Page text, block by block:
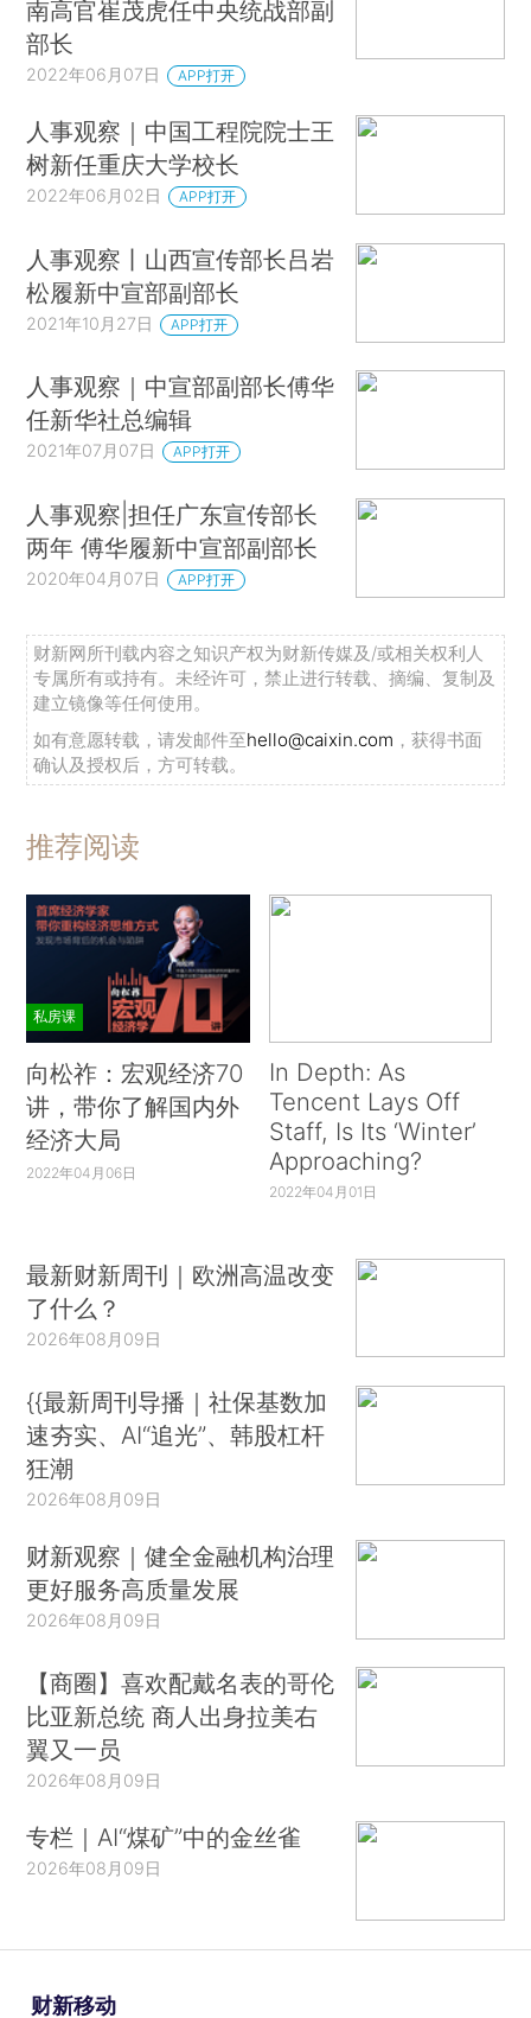
南高官崔茂虎任中央统战部副
部长
2022年06月07日 APP打开
人事观察｜中国工程院院士王
树新任重庆大学校长
2022年06月02日 APP打开
人事观察丨山西宣传部长吕岩
松履新中宣部副部长
2021年10月27日 APP打开
人事观察｜中宣部副部长傅华
任新华社总编辑
2021年07月07日 APP打开
人事观察|担任广东宣传部长
两年 傅华履新中宣部副部长
2020年04月07日 APP打开
财新网所刊载内容之知识产权为财新传媒及/或相关权利人
专属所有或持有。未经许可，禁止进行转载、摘编、复制及
建立镜像等任何使用。
如有意愿转载，请发邮件至hello@caixin.com ，获得书面
确认及授权后，方可转载。
推荐阅读
私房课
向松祚：宏观经济70
讲，带你了解国内外
经济大局
2022年04月06日
In Depth: As
Tencent Lays Off
Staff, Is Its ‘Winter’
Approaching?
2022年04月01日
最新财新周刊｜欧洲高温改变
了什么？
2026年08月09日
{{最新周刊导播｜社保基数加
速夯实、AI“追光”、韩股杠杆
狂潮
2026年08月09日
财新观察｜健全金融机构治理
更好服务高质量发展
2026年08月09日
【商圈】喜欢配戴名表的哥伦
比亚新总统 商人出身拉美右
翼又一员
2026年08月09日
专栏｜AI“煤矿”中的金丝雀
2026年08月09日
财新移动